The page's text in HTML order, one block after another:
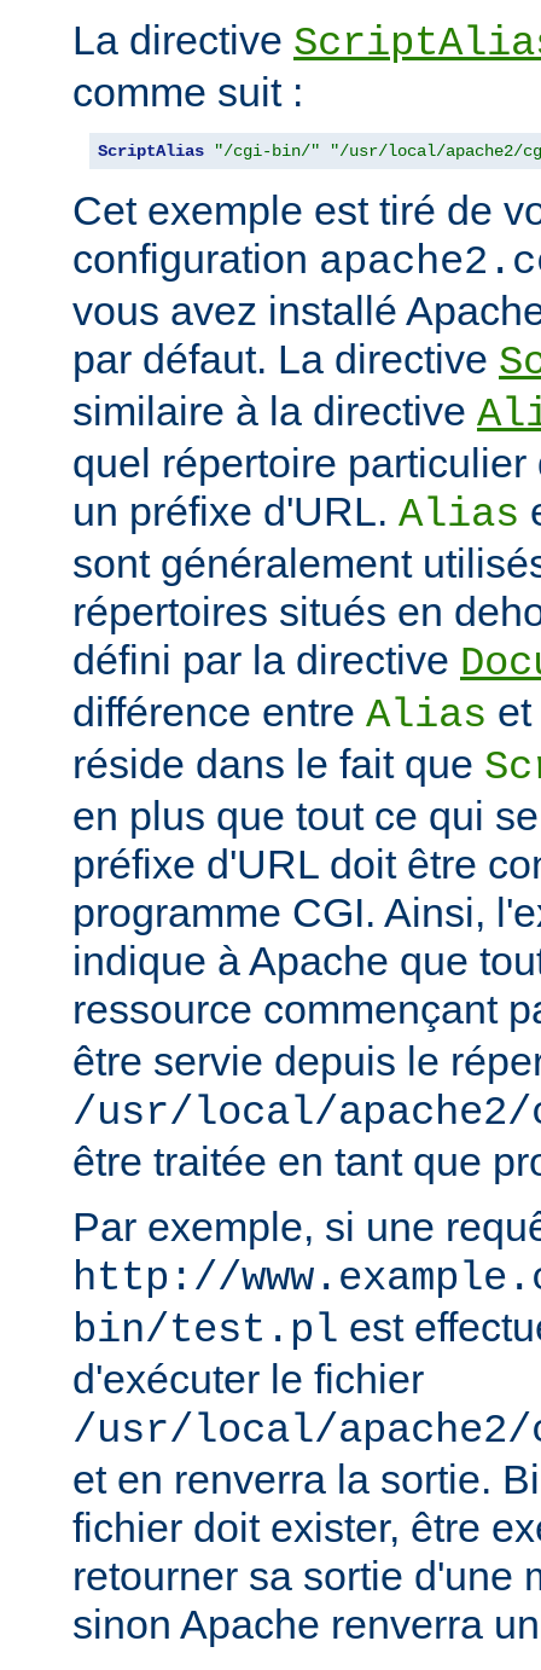
La directive
comme suit :
ScriptAlias "/cgi-bin/" "/usr/local/apache2/
Cet exemple est tiré de
configuration
vous avez installé
par défaut. La directive
similaire à la directive
quel répertoire
un préfixe d'URL. Alias
sont généralement
répertoires situés en
défini par la directive
différence entre Alias et
réside dans le fait que
en plus que tout ce qui
préfixe d'URL doit être
programme CGI. Ainsi,
indique à Apache que
ressource commençant
être servie depuis le
/usr/local/
être traitée en tant que
Par exemple, si une
http://
bin/test.pl est
d'exécuter le fichier
/usr/local/
et en renverra la sortie.
fichier doit exister, être
retourner sa sortie d'une
sinon Apache renverra